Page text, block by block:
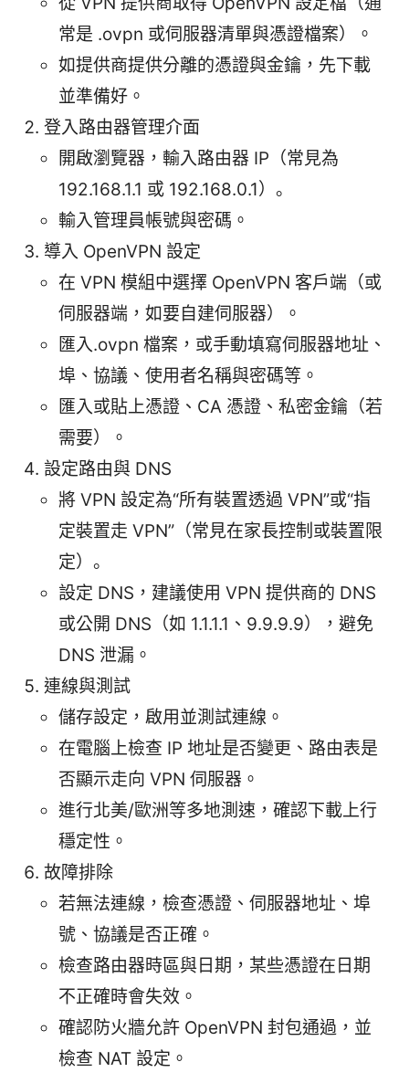
常是 .ovpn 或伺服器清單與憑證檔案）。
如提供商提供分離的憑證與金鑰，先下載
並準備好。
登入路由器管理介面
開啟瀏覽器，輸入路由器 IP（常見為
192.168.1.1 或 192.168.0.1）。
輸入管理員帳號與密碼。
導入 OpenVPN 設定
在 VPN 模組中選擇 OpenVPN 客戶端（或
伺服器端，如要自建伺服器）。
匯入.ovpn 檔案，或手動填寫伺服器地址、
埠、協議、使用者名稱與密碼等。
匯入或貼上憑證、CA 憑證、私密金鑰（若
需要）。
設定路由與 DNS
將 VPN 設定為“所有裝置透過 VPN”或“指
定裝置走 VPN”（常見在家長控制或裝置限
定）。
設定 DNS，建議使用 VPN 提供商的 DNS
或公開 DNS（如 1.1.1.1、9.9.9.9），避免
DNS 泄漏。
連線與測試
儲存設定，啟用並測試連線。
在電腦上檢查 IP 地址是否變更、路由表是
否顯示走向 VPN 伺服器。
進行北美/歐洲等多地測速，確認下載上行
穩定性。
故障排除
若無法連線，檢查憑證、伺服器地址、埠
號、協議是否正確。
檢查路由器時區與日期，某些憑證在日期
不正確時會失效。
確認防火牆允許 OpenVPN 封包通過，並
檢查 NAT 設定。